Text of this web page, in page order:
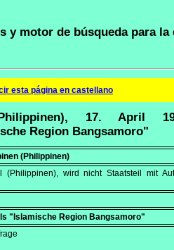
y motor de búsqueda para
esta página en castellano
(Philippinen), 17. April
Region Bangsamoro"
(Philippinen)
(Philippinen), wird nicht Staatsteil mit
"Islamische Region Bangsamoro"